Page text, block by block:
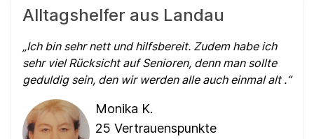
Alltagshelfer aus Landau
Ich bin sehr nett und hilfsbereit. Zudem habe ich
sehr viel Rücksicht auf Senioren, denn man sollte
geduldig sein, den wir werden alle auch einmal alt .
Monika K.
25 Vertrauenspunkte